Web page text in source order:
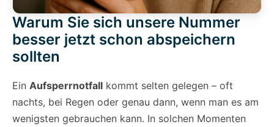
Warum Sie sich unsere Nummer
besser jetzt schon abspeichern
sollten
Ein Aufsperrnotfall kommt selten gelegen – oft
nachts, bei Regen oder genau dann, wenn man es am
wenigsten gebrauchen kann. In solchen Momenten